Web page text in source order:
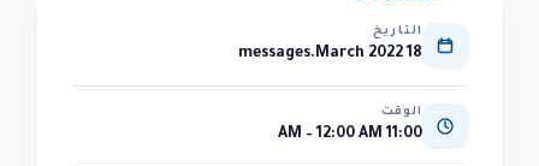
التاريخ
18 messages.March 2022
الوقت
11:00 AM – 12:00 AM